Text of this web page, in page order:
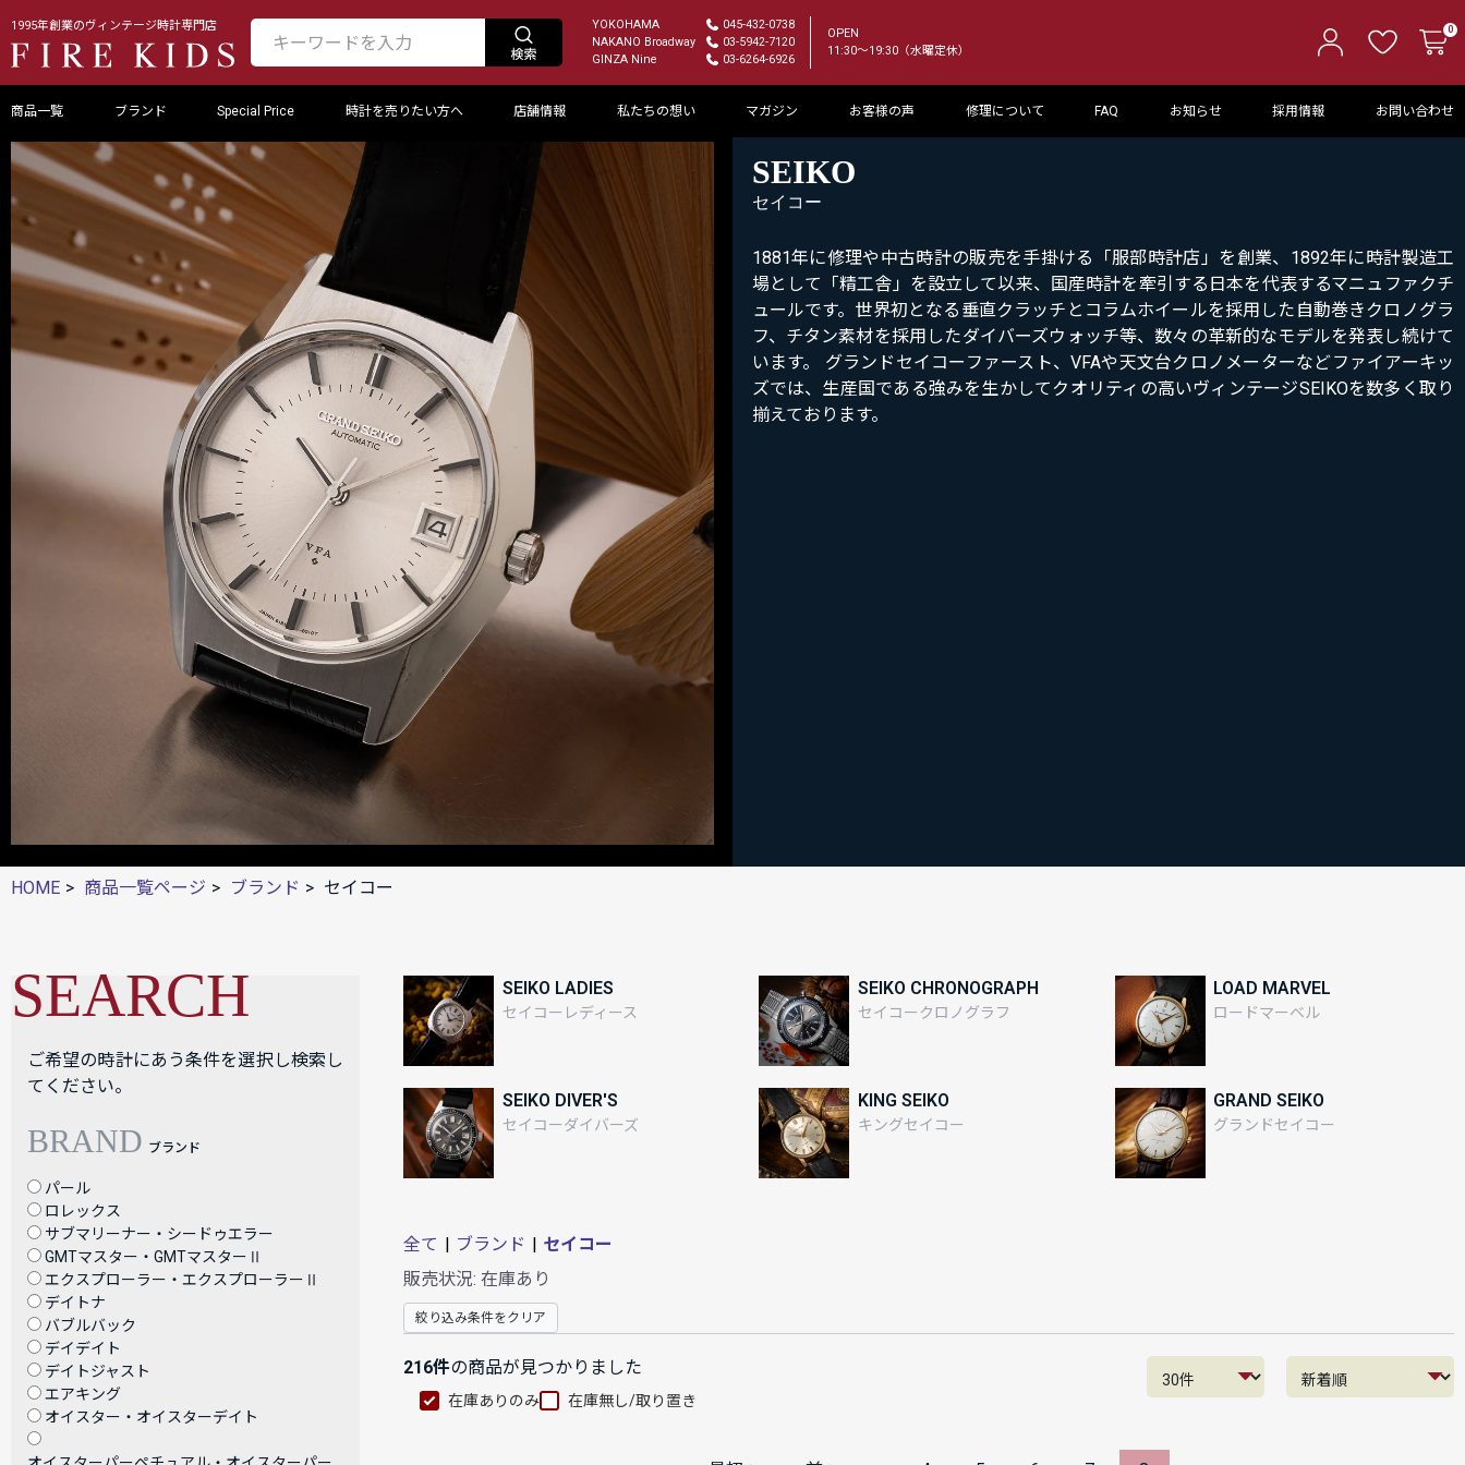
1995年創業のヴィンテージ時計専門店 YOKOHAMA
045-432-0738
NAKANO Broadway
03-5942-7120
GINZA Nine
03-6264-6926
OPEN
11:30～19:30（水曜定休）
0
商品一覧 ブランド Special Price 時計を売りたい方へ 店舗情報 私たちの想い マガジン お客様の声 修理について FAQ お知らせ 採用情報 お問い合わせ
SEIKO
セイコー
1881年に修理や中古時計の販売を手掛ける「服部時計店」を創業、1892年に時計製造工
場として「精工舎」を設立して以来、国産時計を牽引する日本を代表するマニュファクチ
ュールです。世界初となる垂直クラッチとコラムホイールを採用した自動巻きクロノグラ
フ、チタン素材を採用したダイバーズウォッチ等、数々の革新的なモデルを発表し続けて
います。 グランドセイコーファースト、VFAや天文台クロノメーターなどファイアーキッ
ズでは、生産国である強みを生かしてクオリティの高いヴィンテージSEIKOを数多く取り
揃えております。
HOME 商品一覧ページ ブランド セイコー
SEARCH
ご希望の時計にあう条件を選択し検索し
てください。
BRAND ブランド
パール
ロレックス
サブマリーナー・シードゥエラー
GMTマスター・GMTマスターⅡ
エクスプローラー・エクスプローラーⅡ
デイトナ
バブルバック
デイデイト
デイトジャスト
エアキング
オイスター・オイスターデイト
SEIKO LADIES
セイコーレディース
SEIKO CHRONOGRAPH
セイコークロノグラフ
LOAD MARVEL
ロードマーベル
SEIKO DIVER'S
セイコーダイバーズ
KING SEIKO
キングセイコー
GRAND SEIKO
グランドセイコー
全て | ブランド | セイコー
販売状況: 在庫あり
絞り込み条件をクリア
216件の商品が見つかりました
在庫ありのみ 在庫無し/取り置き